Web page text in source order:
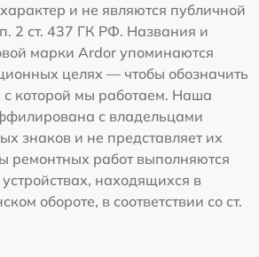
и не являются публичной
2 ст. 437 ГК РФ. Названия и
марки Ardor упоминаются
целях — чтобы обозначить
с которой мы работаем. Наша
с владельцами
знаков и не представляет их
ремонтных работ выполняются
находящихся в
обороте, в соответствии со ст.